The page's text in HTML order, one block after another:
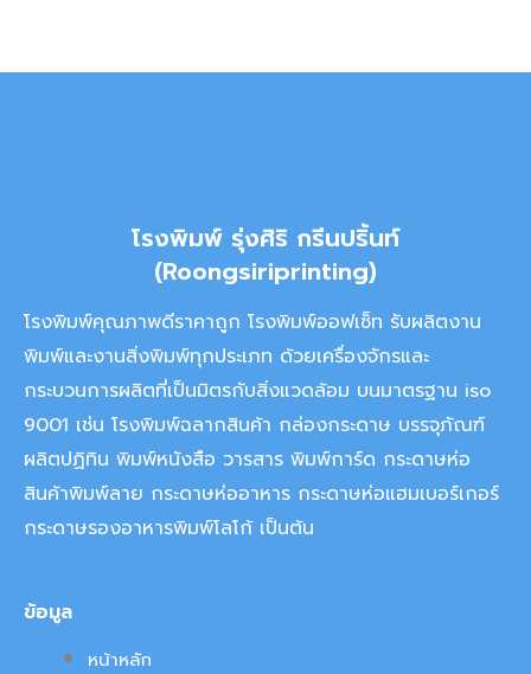
โรงพิมพ์ รุ่งศิริ กรีนปริ้นท์
(Roongsiriprinting)
โรงพิมพ์คุณภาพดีราคาถูก โรงพิมพ์ออฟเซ็ท รับผลิตงาน
พิมพ์และงานสิ่งพิมพ์ทุกประเภท ด้วยเครื่องจักรและ
กระบวนการผลิตที่เป็นมิตรกับสิ่งแวดล้อม บนมาตรฐาน iso
9001 เช่น โรงพิมพ์ฉลากสินค้า กล่องกระดาษ บรรจุภัณฑ์
ผลิตปฏิทิน พิมพ์หนังสือ วารสาร พิมพ์การ์ด กระดาษห่อ
สินค้าพิมพ์ลาย กระดาษห่ออาหาร กระดาษห่อแฮมเบอร์เกอร์
กระดาษรองอาหารพิมพ์โลโก้ เป็นต้น
ข้อมูล
หน้าหลัก